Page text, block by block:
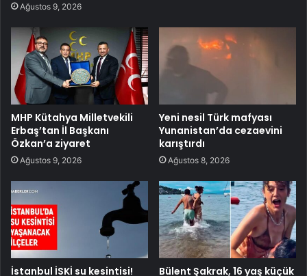
Ağustos 9, 2026
MHP Kütahya Milletvekili
Erbaş’tan İl Başkanı
Özkan’a ziyaret
Ağustos 9, 2026
Yeni nesil Türk mafyası
Yunanistan’da cezaevini
karıştırdı
Ağustos 8, 2026
İstanbul İSKİ su kesintisi!
Bülent Şakrak, 16 yaş küçük